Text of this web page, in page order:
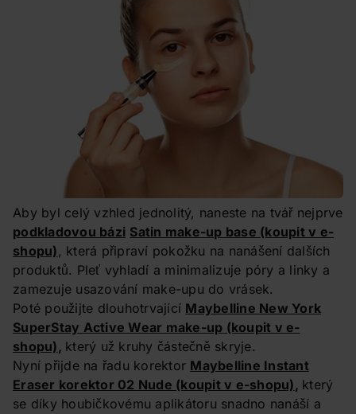
Aby byl celý vzhled jednolitý, naneste na tvář nejprve
podkladovou bázi Satin make-up base (koupit v e-
shopu), která připraví pokožku na nanášení dalších
produktů. Pleť vyhladí a minimalizuje póry a linky a
zamezuje usazování make-upu do vrásek.
Poté použijte dlouhotrvající Maybelline New York
SuperStay Active Wear make-up (koupit v e-
shopu), který už kruhy částečně skryje.
Nyní přijde na řadu korektor Maybelline Instant
Eraser korektor 02 Nude (koupit v e-shopu), který
se díky houbičkovému aplikátoru snadno nanáší a